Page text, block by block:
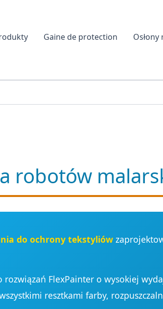
Gaine de protection
robotów
do ochrony tekstyliów
FlexPainter o wysokiej
resztkami farby,